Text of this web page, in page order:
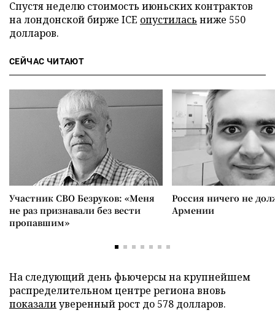
Спустя неделю стоимость июньских контрактов
на лондонской бирже ICE опустилась ниже 550
долларов.
СЕЙЧАС ЧИТАЮТ
Участник СВО Безруков: «Меня
не раз признавали без вести
пропавшим»
Россия ничего не
Армении
На следующий день фьючерсы на крупнейшем
распределительном центре региона вновь
показалиуверенный рост до 578 долларов.